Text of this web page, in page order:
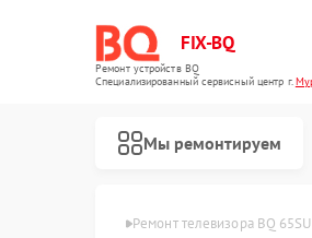
FIX-BQ
Ремонт устройств BQ
Специализированный cервисный центр г.
Мы ремонтируем
BQ в Мурманске Ремонт телевизора BQ